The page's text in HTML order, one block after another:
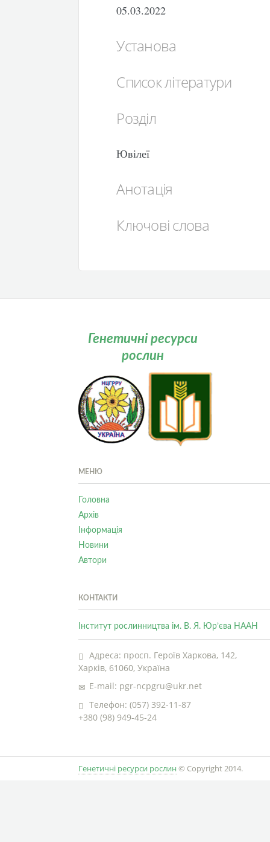
05.03.2022
Установа
Список літератури
Розділ
Ювілеї
Анотація
Ключові слова
Генетичні ресурси
рослин
МЕНЮ
Головна
Архів
Інформація
Новини
Автори
КОНТАКТИ
Інститут рослинництва ім. В. Я. Юр’єва НААН
Адреса: просп. Героїв Харкова, 142,
Харків, 61060, Україна
E-mail: pgr-ncpgru@ukr.net
Телефон: (057) 392-11-87
+380 (98) 949-45-24
Генетичні ресурси рослин © Copyright 2014.